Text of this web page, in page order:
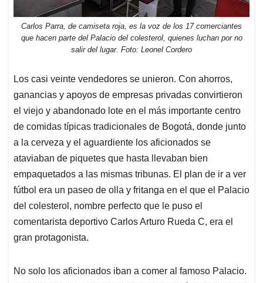
Carlos Parra, de camiseta roja, es la voz de los 17 comerciantes
que hacen parte del Palacio del colesterol, quienes luchan por no
salir del lugar. Foto: Leonel Cordero
Los casi veinte vendedores se unieron. Con ahorros,
ganancias y apoyos de empresas privadas convirtieron
el viejo y abandonado lote en el más importante centro
de comidas típicas tradicionales de Bogotá, donde junto
a la cerveza y el aguardiente los aficionados se
ataviaban de piquetes que hasta llevaban bien
empaquetados a las mismas tribunas. El plan de ir a ver
fútbol era un paseo de olla y fritanga en el que el Palacio
del colesterol, nombre perfecto que le puso el
comentarista deportivo Carlos Arturo Rueda C, era el
gran protagonista.
No solo los aficionados iban a comer al famoso Palacio.